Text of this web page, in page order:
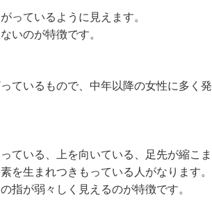
っているように見えます。
いのが特徴です。
ているもので、中年以降の女性に多く発
ている、上を向いている、足先が縮こま
を生まれつきもっている人がなります。
指が弱々しく見えるのが特徴です。